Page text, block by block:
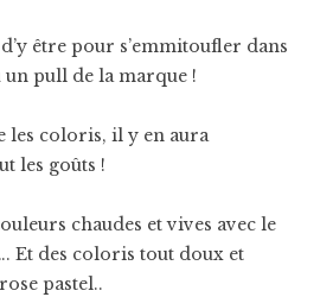
être pour s’emmitoufler dans
pull de la marque !
les coloris, il y en aura
les goûts !
chaudes et vives avec le
Et des coloris tout doux et
pastel..